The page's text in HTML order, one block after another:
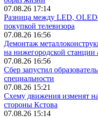
07.08.26 17:14
Разница между LED,
покупкой телевизора
07.08.26 16:56
Демонтаж
на нижегородской станции
07.08.26 16:56
Сбер запустил
специальности
07.08.26 15:21
Схему движения изменят
стороны Кстова
07.08.26 15:14